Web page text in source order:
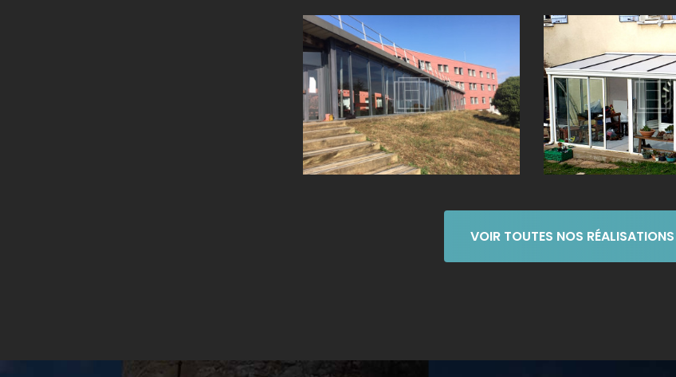
REMPLACEMENT DE VITRAGES SUR MUR
RIDEAU AU LYCÉE AGRICOLE BEL AIR À ST
JEAN D’ARDIÈRES (69)
REMPLACEMENT DE
VILLEFRANCHE-
VOIR TOUTES NOS